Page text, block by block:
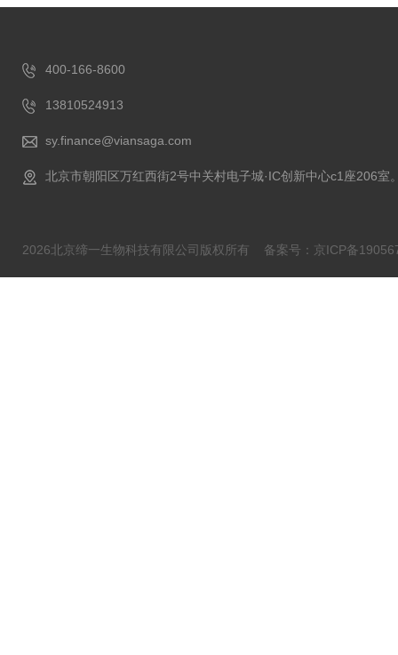
400-166-8600
13810524913
sy.finance@viansaga.com
北京市朝阳区万红西街2号中关村电子城·IC创新中心c1座206室
2026北京缔一生物科技有限公司版权所有 备案号：京ICP备